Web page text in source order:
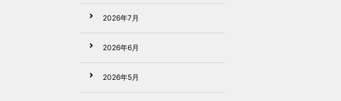
2026年7月
2026年6月
2026年5月